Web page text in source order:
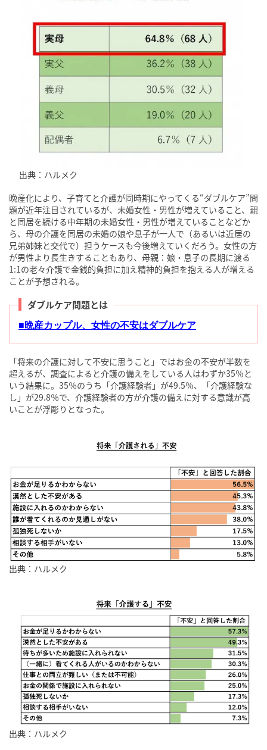
出典：ハルメク
晩産化により、子育てと介護が同時期にやってくる“ダブルケア”問
題が近年注目されているが、未婚女性・男性が増えていること、親
と同居を続ける中年期の未婚女性・男性が増えていることなどか
ら、母の介護を同居の未婚の娘や息子が一人で（あるいは近居の
兄弟姉妹と交代で）担うケースも今後増えていくだろう。女性の方
が男性より長生きすることもあり、母親：娘・息子の長期に渡る
1:1の老々介護で金銭的負担に加え精神的負担を抱える人が増える
ことが予想される。
ダブルケア問題とは
■晩産カップル、女性の不安はダブルケア
「将来の介護に対して不安に思うこと」ではお金の不安が半数を
超えるが、調査によると介護の備えをしている人はわずか35％と
いう結果に。35％のうち「介護経験者」が49.5％、「介護経験な
し」が29.8％で、介護経験者の方が介護の備えに対する意識が高
いことが浮彫りとなった。
出典：ハルメク
出典：ハルメク